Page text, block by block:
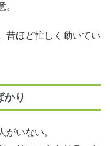
。
昔ほど忙しく動いてい
かり
がいない。